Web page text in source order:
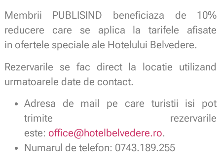
Membrii PUBLISIND beneficiaza de 10%
reducere care se aplica la tarifele afisate
in ofertele speciale ale Hotelului Belvedere.
Rezervarile se fac direct la locatie utilizand
urmatoarele date de contact.
Adresa de mail pe care turistii isi pot
trimite rezervarile
este: office@hotelbelvedere.ro.
Numarul de telefon: 0743.189.255